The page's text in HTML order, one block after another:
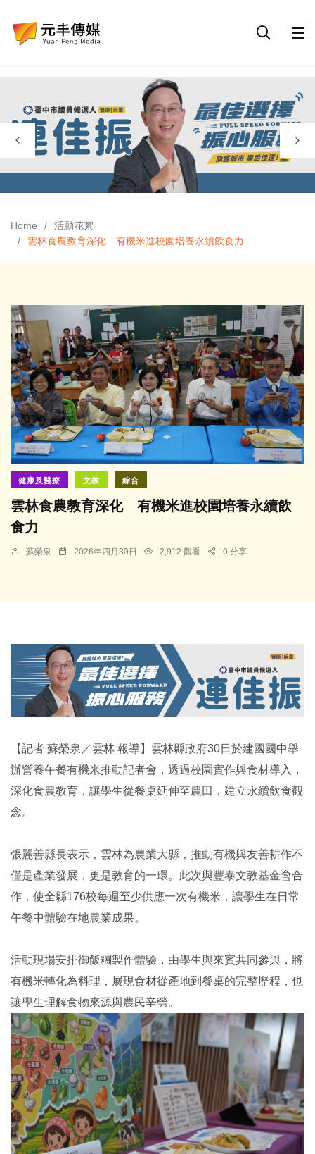
Home
活動花絮
雲林食農教育深化 有機米進校園培養永續飲食力
健康及醫療 文教 綜合
雲林食農教育深化 有機米進校園培養永續飲
食力
蘇榮泉 2026年四月30日 2,912 觀看 0 分享
【記者 蘇榮泉／雲林 報導】雲林縣政府30日於建國國中舉
辦營養午餐有機米推動記者會，透過校園實作與食材導入，
深化食農教育，讓學生從餐桌延伸至農田，建立永續飲食觀
念。
張麗善縣長表示，雲林為農業大縣，推動有機與友善耕作不
僅是產業發展，更是教育的一環。此次與豐泰文教基金會合
作，使全縣176校每週至少供應一次有機米，讓學生在日常
午餐中體驗在地農業成果。
活動現場安排御飯糰製作體驗，由學生與來賓共同參與，將
有機米轉化為料理，展現食材從產地到餐桌的完整歷程，也
讓學生理解食物來源與農民辛勞。